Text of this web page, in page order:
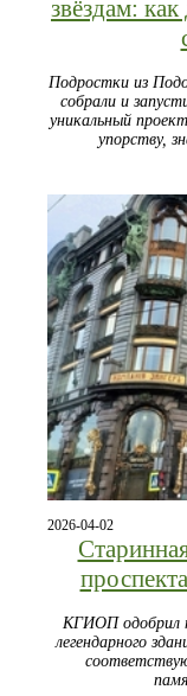
звёздам:
Подростки из
собрали и
уникальный
упорству,
2026-04-02
КГИОП одобрил
легендарного